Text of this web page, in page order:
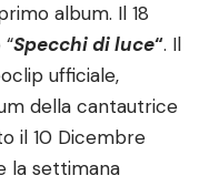
album. Il 18
Specchi di luce“. Il
ufficiale,
della cantautrice
il 10 Dicembre
la settimana